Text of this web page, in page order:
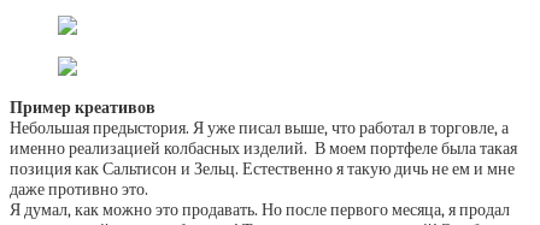
Пример креативов
Небольшая предыстория. Я уже писал выше, что работал в торговле, а
именно реализацией колбасных изделий. В моем портфеле была такая
позиция как Сальтисон и Зельц. Естественно я такую дичь не ем и мне
даже противно это.
Я думал, как можно это продавать. Но после первого месяца, я продал